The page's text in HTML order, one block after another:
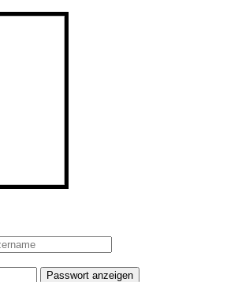
Passwort anzeigen